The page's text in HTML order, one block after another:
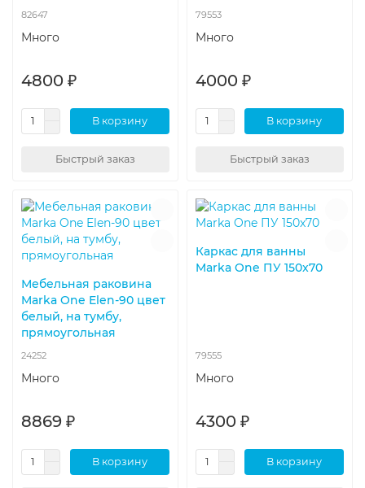
82647
Много
4800 ₽
В корзину
Быстрый заказ
79553
Много
4000 ₽
В корзину
Быстрый заказ
Мебельная раковина
Marka One Elen-90 цвет
белый, на тумбу,
прямоугольная
24252
Много
8869 ₽
В корзину
Каркас для ванны
Marka One ПУ 150x70
79555
Много
4300 ₽
В корзину